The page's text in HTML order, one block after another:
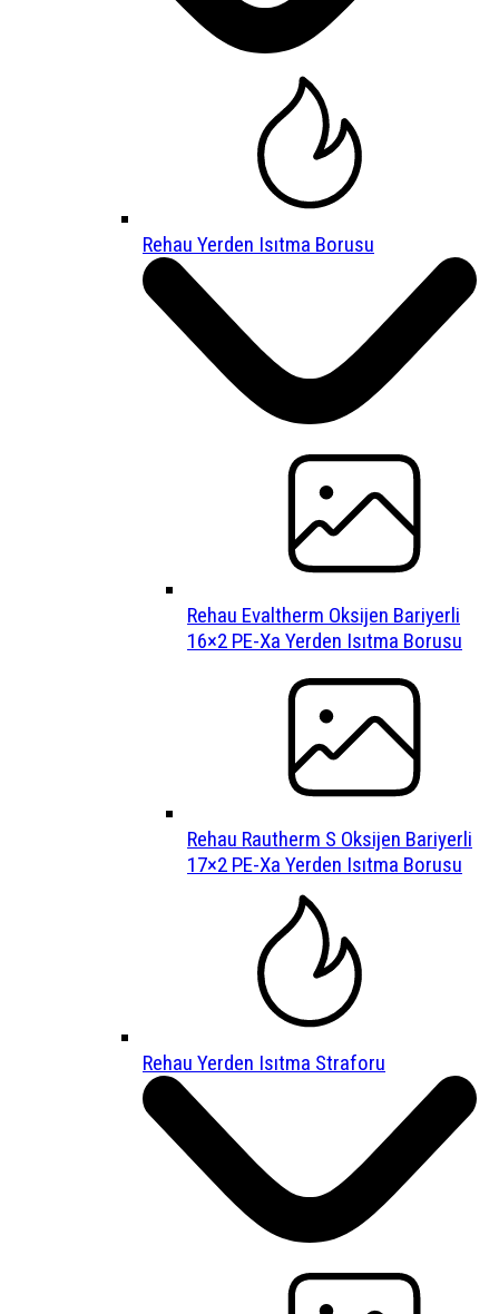
Rehau Yerden Isıtma Borusu
Rehau Evaltherm Oksijen Bariyerli
16×2 PE-Xa Yerden Isıtma Borusu
Rehau Rautherm S Oksijen Bariyerli
17×2 PE-Xa Yerden Isıtma Borusu
Rehau Yerden Isıtma Straforu